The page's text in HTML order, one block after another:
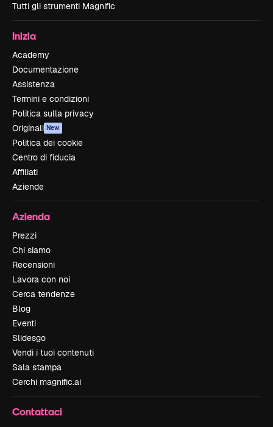
Tutti gli strumenti Magnific
Inizia
Academy
Documentazione
Assistenza
Termini e condizioni
Politica sulla privacy
Originali New
Politica dei cookie
Centro di fiducia
Affiliati
Aziende
Azienda
Prezzi
Chi siamo
Recensioni
Lavora con noi
Cerca tendenze
Blog
Eventi
Slidesgo
Vendi i tuoi contenuti
Sala stampa
Cerchi magnific.ai
Contattaci